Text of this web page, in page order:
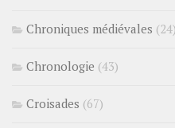
Chroniques médiévales (24)
Chronologie (43)
Croisades (67)